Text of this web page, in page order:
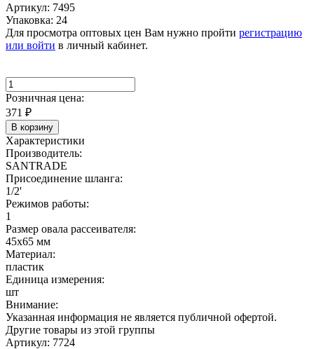
Артикул: 7495
Упаковка: 24
Для просмотра оптовых цен Вам нужно пройти регистрацию
или войти в личный кабинет.
Розничная цена:
371 ₽
В корзину
Характеристики
Производитель:
SANTRADE
Присоединение шланга:
1/2'
Режимов работы:
1
Размер овала рассеивателя:
45х65 мм
Материал:
пластик
Единица измерения:
шт
Внимание:
Указанная информация не является публичной офертой.
Другие товары из этой группы
Артикул: 7724